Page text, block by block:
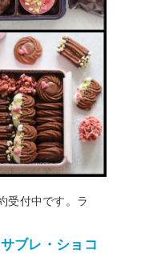
受付中です。ラ
ブレ・ショコ